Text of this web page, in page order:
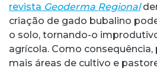
revista Geoderma Regional
criação de gado bubalino
o solo, tornando-o
agrícola. Como
mais áreas de cultivo e